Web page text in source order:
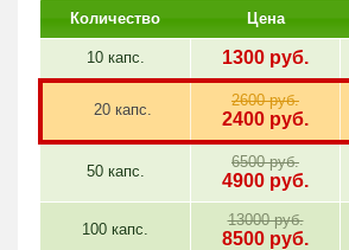
Количество Цена
10 капс. 1300 руб.
20 капс.
2600 руб.
2400 руб.
50 капс.
6500 руб.
4900 руб.
100 капс.
13000 руб.
8500 руб.